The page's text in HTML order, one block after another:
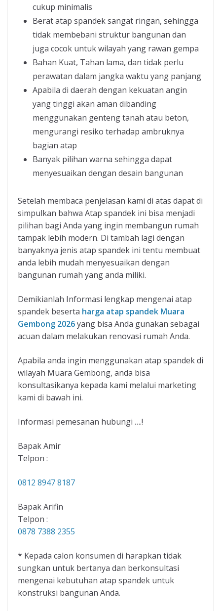
cukup minimalis
Berat atap spandek sangat ringan, sehingga
tidak membebani struktur bangunan dan
juga cocok untuk wilayah yang rawan gempa
Bahan Kuat, Tahan lama, dan tidak perlu
perawatan dalam jangka waktu yang panjang
Apabila di daerah dengan kekuatan angin
yang tinggi akan aman dibanding
menggunakan genteng tanah atau beton,
mengurangi resiko terhadap ambruknya
bagian atap
Banyak pilihan warna sehingga dapat
menyesuaikan dengan desain bangunan
Setelah membaca penjelasan kami di atas dapat di
simpulkan bahwa Atap spandek ini bisa menjadi
pilihan bagi Anda yang ingin membangun rumah
tampak lebih modern. Di tambah lagi dengan
banyaknya jenis atap spandek ini tentu membuat
anda lebih mudah menyesuaikan dengan
bangunan rumah yang anda miliki.
Demikianlah Informasi lengkap mengenai atap
spandek beserta harga atap spandek Muara
Gembong 2026yang bisa Anda gunakan sebagai
acuan dalam melakukan renovasi rumah Anda.
Apabila anda ingin menggunakan atap spandek di
wilayah Muara Gembong, anda bisa
konsultasikanya kepada kami melalui marketing
kami di bawah ini.
Informasi pemesanan hubungi ….!
Bapak Amir
Telpon :
0812 8947 8187
Bapak Arifin
Telpon :
0878 7388 2355
* Kepada calon konsumen di harapkan tidak
sungkan untuk bertanya dan berkonsultasi
mengenai kebutuhan atap spandek untuk
konstruksi bangunan Anda.